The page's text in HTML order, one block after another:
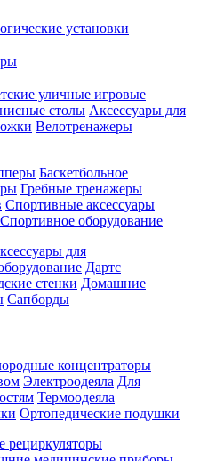
установки
уличные игровые
столы Аксессуары для
Велотренажеры
Баскетбольное
Гребные тренажеры
Спортивные аксессуары
Спортивное оборудование
для
Дартс
стенки Домашние
Сапборды
концентраторы
Электроодеяла Для
Термоодеяла
Ортопедические подушки
рециркуляторы